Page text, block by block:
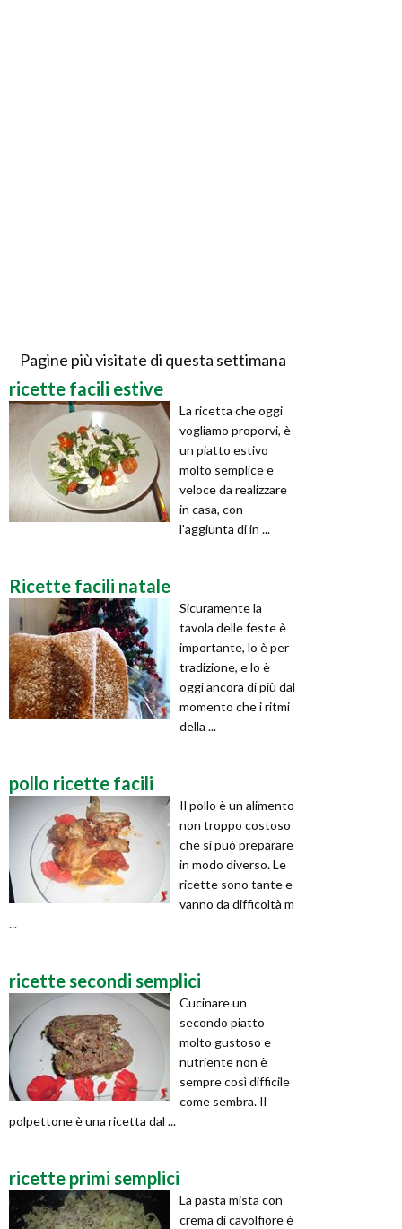
Pagine più visitate di questa settimana
ricette facili estive
La ricetta che oggi
vogliamo proporvi, è
un piatto estivo
molto semplice e
veloce da realizzare
in casa, con
l'aggiunta di in ...
Ricette facili natale
Sicuramente la
tavola delle feste è
importante, lo è per
tradizione, e lo è
oggi ancora di più dal
momento che i ritmi
della ...
pollo ricette facili
Il pollo è un alimento
non troppo costoso
che si può preparare
in modo diverso. Le
ricette sono tante e
vanno da difficoltà m
...
ricette secondi semplici
Cucinare un
secondo piatto
molto gustoso e
nutriente non è
sempre così difficile
come sembra. Il
polpettone è una ricetta dal ...
ricette primi semplici
La pasta mista con
crema di cavolfiore è